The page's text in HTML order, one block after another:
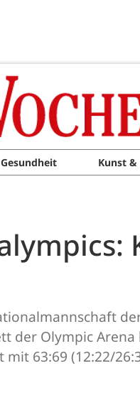
Gesundheit Kunst
der Olympic
63:69 (12:22/